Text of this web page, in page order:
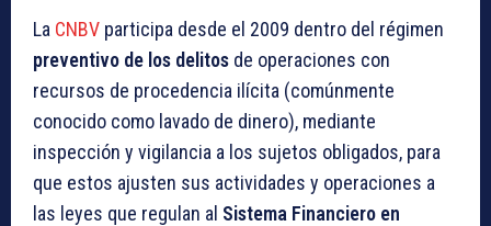
La CNBV participa desde el 2009 dentro del régimen
preventivo de los delitos de operaciones con
recursos de procedencia ilícita (comúnmente
conocido como lavado de dinero), mediante
inspección y vigilancia a los sujetos obligados, para
que estos ajusten sus actividades y operaciones a
las leyes que regulan al Sistema Financiero en